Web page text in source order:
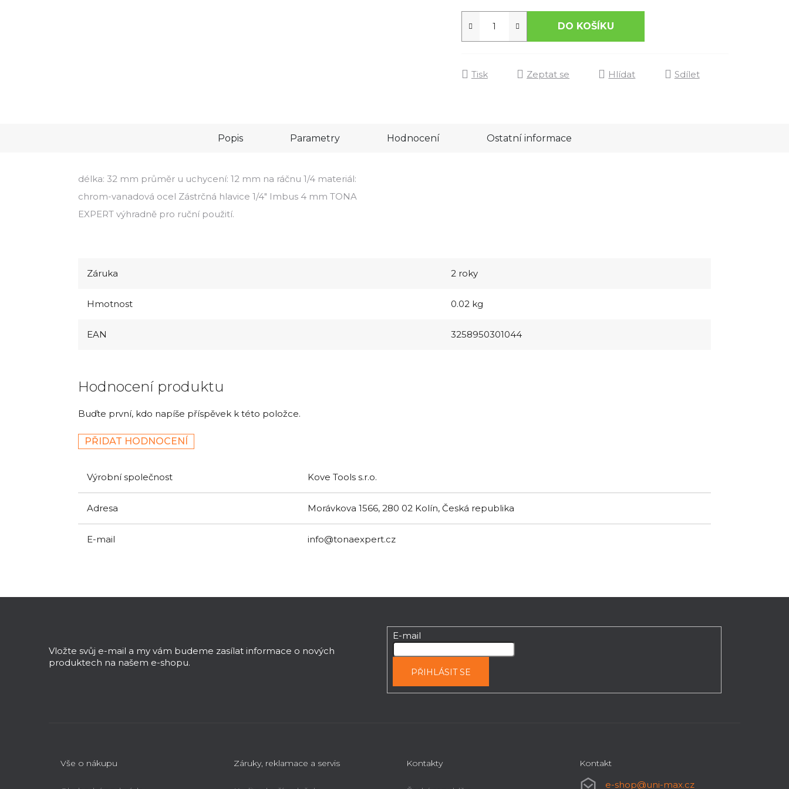
DO KOŠÍKU
Tisk Zeptat se Hlídat Sdílet
Popis Parametry Hodnocení Ostatní informace
délka: 32 mm průměr u uchycení: 12 mm na ráčnu 1/4 materiál:
chrom-vanadová ocel Zástrčná hlavice 1/4" Imbus 4 mm TONA
EXPERT výhradně pro ruční použití.
Záruka 2 roky
Hmotnost 0.02 kg
EAN 3258950301044
Hodnocení produktu
Buďte první, kdo napíše příspěvek k této položce.
PŘIDAT HODNOCENÍ
Výrobní společnost Kove Tools s.r.o.
Adresa Morávkova 1566, 280 02 Kolín, Česká republika
E-mail info@tonaexpert.cz
Vložte svůj e-mail a my vám budeme zasílat informace o nových
produktech na našem e-shopu.
E-mail
PŘIHLÁSIT SE
Vše o nákupu Záruky, reklamace a servis Kontakty Kontakt
e-shop@uni-max.cz